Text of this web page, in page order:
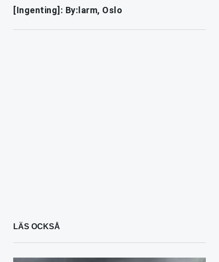
[Ingenting]: By:larm, Oslo
LÄS OCKSÅ